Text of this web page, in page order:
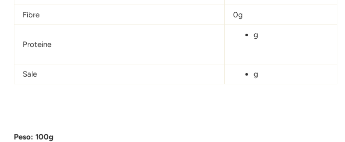
Fibre 0g
Proteine
g
Sale g
Peso: 100g